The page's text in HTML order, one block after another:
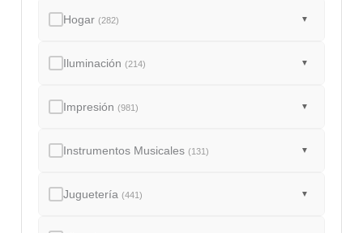
Hogar(282) ▼
Iluminación(214) ▼
Impresión(981) ▼
Instrumentos Musicales(131) ▼
Juguetería(441) ▼